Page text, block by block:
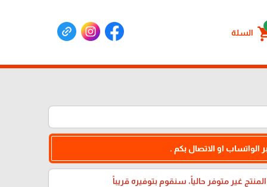
السلة
الواتساب او الاتصال بكم .
غير متوفر حالياً، سنقوم بتوفيره قريباً